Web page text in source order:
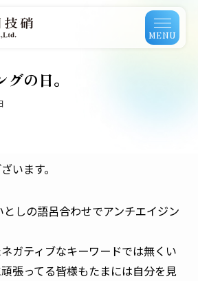
MENU
の日。
います。
しの語呂合わせでアンチエイジン
ガティブなキーワードでは無くい
張ってる皆様もたまには自分を見